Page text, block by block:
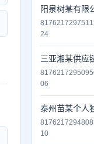
阳泉树某有限
24
三亚湘某供应
06
泰州苗某个人
10